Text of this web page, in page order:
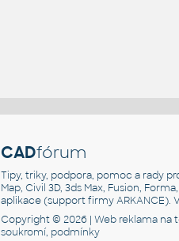
CADfórum
Tipy, triky, podpora, pomoc a rady
Map, Civil 3D, 3ds Max, Fusion,
aplikace (support firmy ARKANCE).
Copyright © 2026 |Web reklama na
soukromí, podmínky